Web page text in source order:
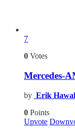
7
0 Votes
Mercedes-
by Erik
0 Points
Upvote